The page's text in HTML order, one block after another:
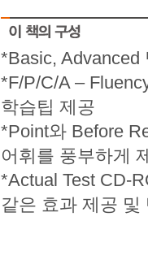
*Basic, Advanced
*F/P/C/A –
학습팁 제공
*Point와 Before
어휘를 풍부하게
*Actual Test CD-
같은 효과 제공 및